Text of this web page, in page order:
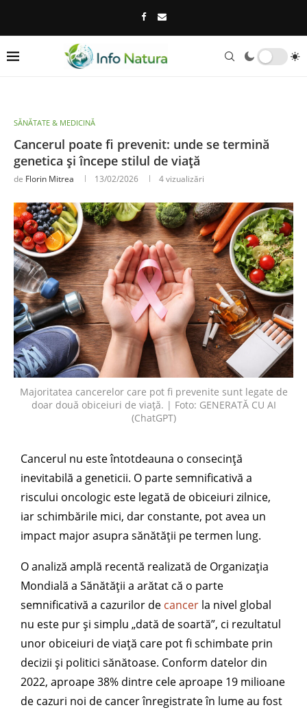
SĂNĂTATE & MEDICINĂ
Cancerul poate fi prevenit: unde se termină
genetica și începe stilul de viață
de Florin Mitrea 13/02/2026 4vizualizări
Majoritatea cancerelor care pot fi prevenite sunt legate de
doar două obiceiuri de viață. | Foto: GENERATĂ CU AI
(ChatGPT)
Cancerul nu este întotdeauna o consecință
inevitabilă a geneticii. O parte semnificativă a
riscului oncologic este legată de obiceiuri zilnice,
iar schimbările mici, dar constante, pot avea un
impact major asupra sănătății pe termen lung.
O analiză amplă recentă realizată de Organizația
Mondială a Sănătății a arătat că o parte
semnificativă a cazurilor de cancer la nivel global
nu este pur și simplu „dată de soartă”, ci rezultatul
unor obiceiuri de viață care pot fi schimbate prin
decizii și politici sănătoase. Conform datelor din
2022, aproape 38% dintre cele aproape 19 milioane
de cazuri noi de cancer înregistrate în lume au fost